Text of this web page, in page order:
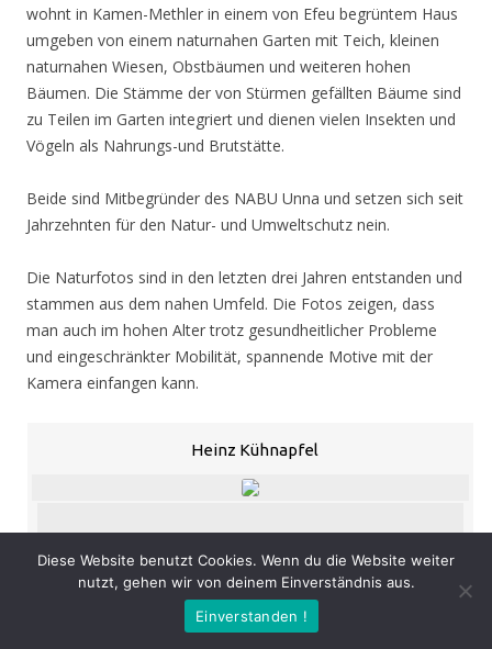
wohnt in Kamen-Methler in einem von Efeu begrüntem Haus
umgeben von einem naturnahen Garten mit Teich, kleinen
naturnahen Wiesen, Obstbäumen und weiteren hohen
Bäumen. Die Stämme der von Stürmen gefällten Bäume sind
zu Teilen im Garten integriert und dienen vielen Insekten und
Vögeln als Nahrungs-und Brutstätte.
Beide sind Mitbegründer des NABU Unna und setzen sich seit
Jahrzehnten für den Natur- und Umweltschutz nein.
Die Naturfotos sind in den letzten drei Jahren entstanden und
stammen aus dem nahen Umfeld. Die Fotos zeigen, dass
man auch im hohen Alter trotz gesundheitlicher Probleme
und eingeschränkter Mobilität, spannende Motive mit der
Kamera einfangen kann.
Heinz Kühnapfel
« ‹ von53 › »
: Donnerstag 05.11.20, 19.00 Uhr
: 05.11. – 07.02.21, geöffnet Mo. – Do. 8.30 – 16.00 Uhr,
Diese Website benutzt Cookies. Wenn du die Website weiter
nutzt, gehen wir von deinem Einverständnis aus.
Einverstanden !